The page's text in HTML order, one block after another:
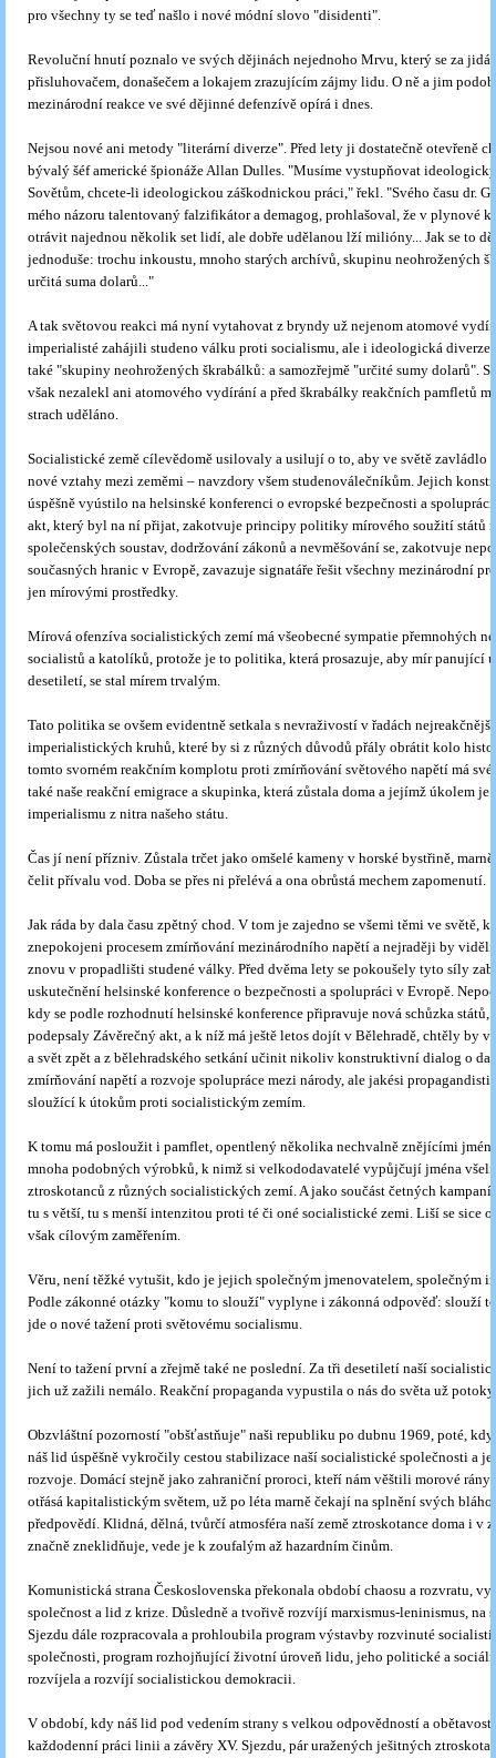
pro všechny ty se teď našlo i nové módní slovo "disidenti".
Revoluční hnutí poznalo ve svých dějinách nejednoho Mrvu, který se za
přisluhovačem, donašečem a lokajem zrazujícím zájmy lidu. O ně a jim
mezinárodní reakce ve své dějinné defenzívě opírá i dnes.
Nejsou nové ani metody "literární diverze". Před lety ji dostatečně otevřeně
bývalý šéf americké špionáže Allan Dulles. "Musíme vystupňovat
Sovětům, chcete-li ideologickou záškodnickou práci," řekl. "Svého času dr.
mého názoru talentovaný falzifikátor a demagog, prohlašoval, že v plynové
otrávit najednou několik set lidí, ale dobře udělanou lží milióny... Jak se to
jednoduše: trochu inkoustu, mnoho starých archívů, skupinu neohrožených
určitá suma dolarů..."
A tak světovou reakci má nyní vytahovat z bryndy už nejenom atomové
imperialisté zahájili studeno válku proti socialismu, ale i ideologická
také "skupiny neohrožených škrabálků: a samozřejmě "určité sumy dolarů".
však nezalekl ani atomového vydírání a před škrabálky reakčních pamfletů
strach uděláno.
Socialistické země cílevědomě usilovaly a usilují o to, aby ve světě zavládlo
nové vztahy mezi zeměmi – navzdory všem studenoválečníkům. Jejich
úspěšně vyústilo na helsinské konferenci o evropské bezpečnosti a
akt, který byl na ní přijat, zakotvuje principy politiky mírového soužití států
společenských soustav, dodržování zákonů a nevměšování se, zakotvuje
současných hranic v Evropě, zavazuje signatáře řešit všechny mezinárodní
jen mírovými prostředky.
Mírová ofenzíva socialistických zemí má všeobecné sympatie přemnohých
socialistů a katolíků, protože je to politika, která prosazuje, aby mír panující
desetiletí, se stal mírem trvalým.
Tato politika se ovšem evidentně setkala s nevraživostí v řadách
imperialistických kruhů, které by si z různých důvodů přály obrátit kolo
tomto svorném reakčním komplotu proti zmírňování světového napětí má
také naše reakční emigrace a skupinka, která zůstala doma a jejímž úkolem je
imperialismu z nitra našeho státu.
Čas jí není přízniv. Zůstala trčet jako omšelé kameny v horské bystřině,
čelit přívalu vod. Doba se přes ni přelévá a ona obrůstá mechem zapomenutí.
Jak ráda by dala času zpětný chod. V tom je zajedno se všemi těmi ve světě,
znepokojeni procesem zmírňování mezinárodního napětí a nejraději by viděli
znovu v propadlišti studené války. Před dvěma lety se pokoušely tyto síly
uskutečnění helsinské konference o bezpečnosti a spolupráci v Evropě.
kdy se podle rozhodnutí helsinské konference připravuje nová schůzka států,
podepsaly Závěrečný akt, a k níž má ještě letos dojít v Bělehradě, chtěly by
a svět zpět a z bělehradského setkání učinit nikoliv konstruktivní dialog o
zmírňování napětí a rozvoje spolupráce mezi národy, ale jakési
sloužící k útokům proti socialistickým zemím.
K tomu má posloužit i pamflet, opentlený několika nechvalně znějícími
mnoha podobných výrobků, k nimž si velkododavatelé vypůjčují jména
ztroskotanců z různých socialistických zemí. A jako součást četných
tu s větší, tu s menší intenzitou proti té či oné socialistické zemi. Liší se sice
však cílovým zaměřením.
Věru, není těžké vytušit, kdo je jejich společným jmenovatelem, společným
Podle zákonné otázky "komu to slouží" vyplyne i zákonná odpověď: slouží
jde o nové tažení proti světovému socialismu.
Není to tažení první a zřejmě také ne poslední. Za tři desetiletí naší
jich už zažili nemálo. Reakční propaganda vypustila o nás do světa už
Obzvláštní pozorností "obšťastňuje" naši republiku po dubnu 1969, poté,
náš lid úspěšně vykročily cestou stabilizace naší socialistické společnosti a
rozvoje. Domácí stejně jako zahraniční proroci, kteří nám věštili morové rány
otřásá kapitalistickým světem, už po léta marně čekají na splnění svých
předpovědí. Klidná, dělná, tvůrčí atmosféra naší země ztroskotance doma i v
značně zneklidňuje, vede je k zoufalým až hazardním činům.
Komunistická strana Československa překonala období chaosu a rozvratu,
společnost a lid z krize. Důsledně a tvořivě rozvíjí marxismus-leninismus, na
Sjezdu dále rozpracovala a prohloubila program výstavby rozvinuté
společnosti, program rozhojňující životní úroveň lidu, jeho politické a
rozvíjela a rozvíjí socialistickou demokracii.
V období, kdy náš lid pod vedením strany s velkou odpovědností a
každodenní práci linii a závěry XV. Sjezdu, pár uražených ješitných